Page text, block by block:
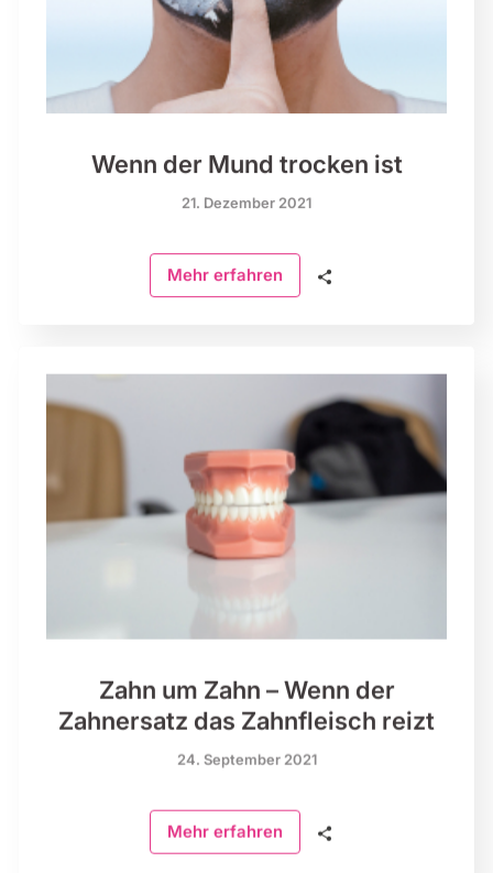
Wenn der Mund trocken ist
21. Dezember 2021
Mehr erfahren 🗣
Zahn um Zahn – Wenn der
Zahnersatz das Zahnfleisch reizt
24. September 2021
Mehr erfahren 🗣